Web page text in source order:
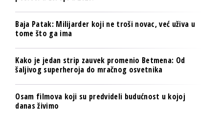
Baja Patak: Milijarder koji ne troši novac, već uživa u
tome što ga ima
Kako je jedan strip zauvek promenio Betmena: Od
šaljivog superheroja do mračnog osvetnika
Osam filmova koji su predvideli budućnost u kojoj
danas živimo